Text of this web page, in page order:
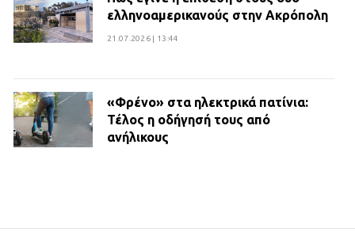
ελληνοαμερικανούς στην Ακρόπολη
21.07.2026 | 13:44
«Φρένο» στα ηλεκτρικά πατίνια:
Τέλος η οδήγησή τους από
ανήλικους